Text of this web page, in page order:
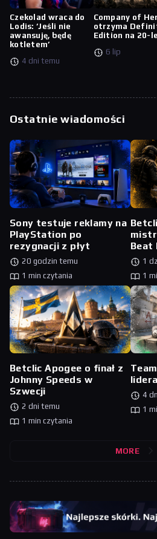
Czekolad wraca do
Lodis: ‘Jeśli nie
awansuję, będę
kotletem’
4 dni temu
Company of
otrzyma
Edition na 20-
6 lip
Ostatnie wiadomości
Sony testuje reklamy na
PlayStation po
rezygnacji z płyt
20 godzin temu
1 min czytania
Beat
1
1
Betclic Apogee o finał z
Johnny Speeds w
Szwecji
2 dni temu
1 min czytania
4
1
MORE